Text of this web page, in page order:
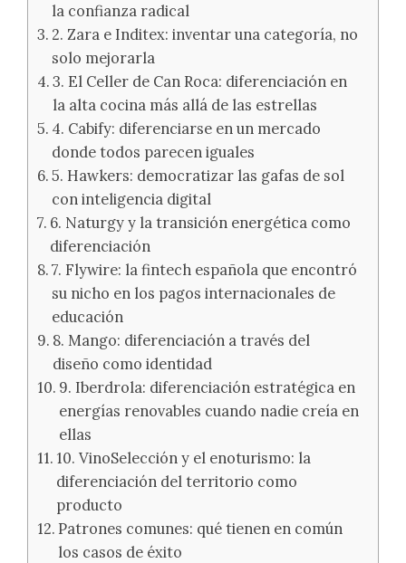
la confianza radical
2. Zara e Inditex: inventar una categoría, no
solo mejorarla
3. El Celler de Can Roca: diferenciación en
la alta cocina más allá de las estrellas
4. Cabify: diferenciarse en un mercado
donde todos parecen iguales
5. Hawkers: democratizar las gafas de sol
con inteligencia digital
6. Naturgy y la transición energética como
diferenciación
7. Flywire: la fintech española que encontró
su nicho en los pagos internacionales de
educación
8. Mango: diferenciación a través del
diseño como identidad
9. Iberdrola: diferenciación estratégica en
energías renovables cuando nadie creía en
ellas
10. VinoSelección y el enoturismo: la
diferenciación del territorio como
producto
Patrones comunes: qué tienen en común
los casos de éxito